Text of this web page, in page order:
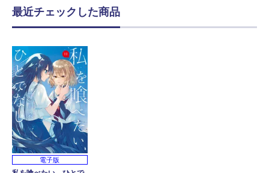
最近チェックした商品
電子版